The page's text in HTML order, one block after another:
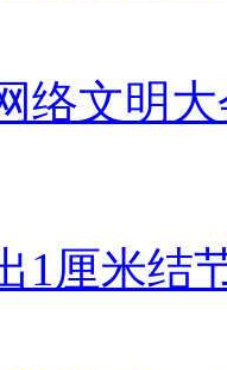
络文明
1厘米结